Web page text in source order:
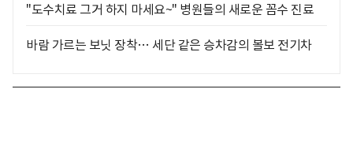
"도수치료 그거 하지 마세요~" 병원들의 새로운 꼼수 진료
바람 가르는 보닛 장착… 세단 같은 승차감의 볼보 전기차